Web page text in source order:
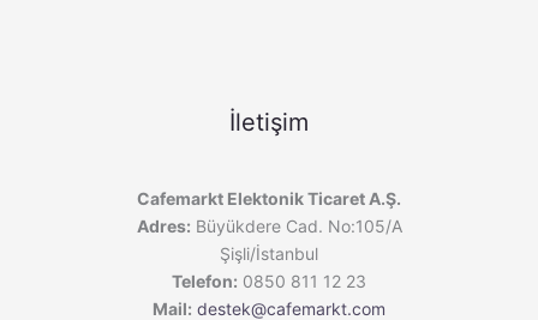
İletişim
Cafemarkt Elektonik Ticaret A.Ş.
Adres: Büyükdere Cad. No:105/A
Şişli/İstanbul
Telefon: 0850 811 12 23
Mail: destek@cafemarkt.com